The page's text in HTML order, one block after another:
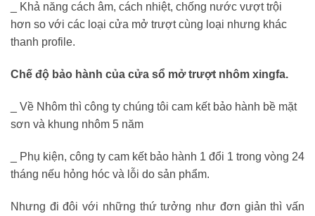
_ Khả năng cách âm, cách nhiệt, chống nước vượt trội
hơn so với các loại cửa mở trượt cùng loại nhưng khác
thanh profile.
Chế độ bảo hành của cửa sổ mở trượt nhôm xingfa.
_ Về Nhôm thì công ty chúng tôi cam kết bảo hành bề mặt
sơn và khung nhôm 5 năm
_ Phụ kiện, công ty cam kết bảo hành 1 đổi 1 trong vòng 24
tháng nếu hỏng hóc và lỗi do sản phẩm.
Nhưng đi đôi với những thứ tưởng như đơn giản thì vấn